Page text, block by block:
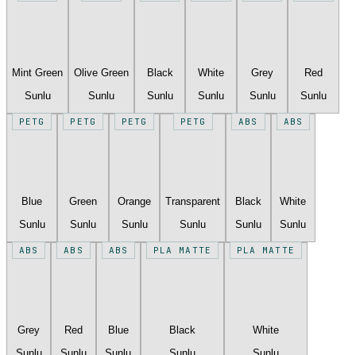
Mint Green
Sunlu
Olive Green
Sunlu
Black
Sunlu
White
Sunlu
Grey
Sunlu
Red
Sunlu
PETG
Blue
Sunlu
PETG
Green
Sunlu
PETG
Orange
Sunlu
PETG
Transparent
Sunlu
ABS
Black
Sunlu
ABS
White
Sunlu
ABS
Grey
ABS
Red
ABS
Blue
PLA MATTE
Black
PLA MATTE
White